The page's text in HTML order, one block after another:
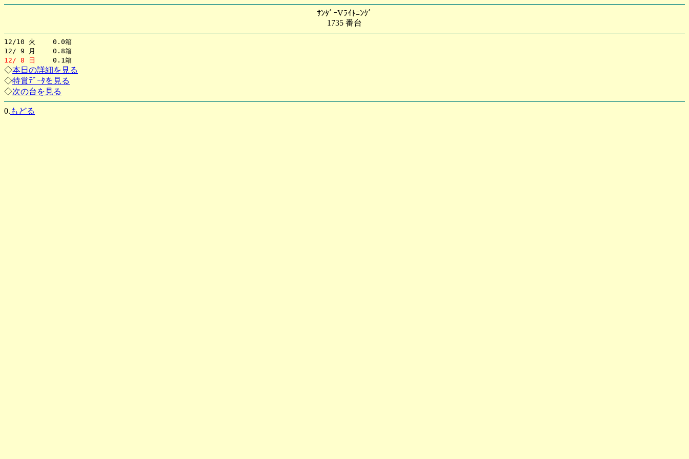
ｻﾝﾀﾞｰVﾗｲﾄﾆﾝｸﾞ
1735 番台
12/10 火 0.0箱
12/ 9 月 0.8箱
12/ 8 日
0.1箱
◇本日の詳細を見る
◇特賞ﾃﾞｰﾀを見る
◇次の台を見る
0. もどる